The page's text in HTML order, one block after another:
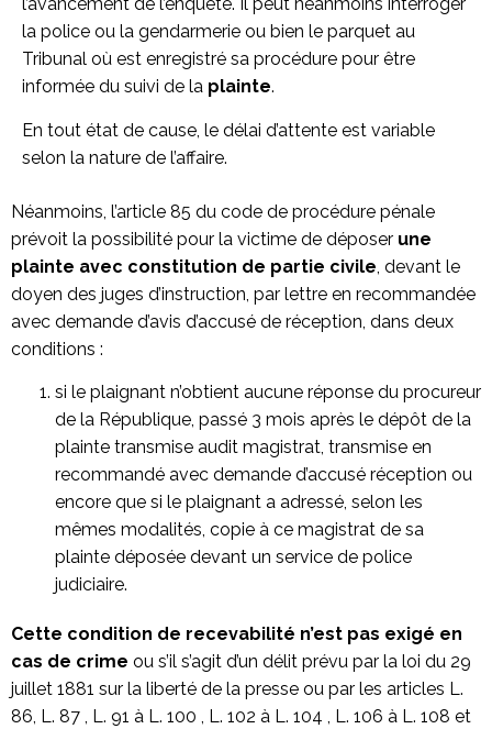
la police ou la gendarmerie ou bien le parquet au
Tribunal où est enregistré sa procédure pour être
informée du suivi de la plainte.
En tout état de cause, le délai d’attente est variable
selon la nature de l’affaire.
Néanmoins, l’article 85 du code de procédure pénale
prévoit la possibilité pour la victime de déposer une
plainte avec constitution de partie civile, devant le
doyen des juges d’instruction, par lettre en recommandée
avec demande d’avis d’accusé de réception, dans deux
conditions :
si le plaignant n’obtient aucune réponse du procureur
de la République, passé 3 mois après le dépôt de la
plainte transmise audit magistrat, transmise en
recommandé avec demande d’accusé réception ou
encore que si le plaignant a adressé, selon les
mêmes modalités, copie à ce magistrat de sa
plainte déposée devant un service de police
judiciaire.
Cette condition de recevabilité n’est pas exigé en
cas de crime ou s’il s’agit d’un délit prévu par la loi du 29
juillet 1881 sur la liberté de la presse ou par les articles L.
86, L. 87 , L. 91 à L. 100 , L. 102 à L. 104 , L. 106 à L. 108 et